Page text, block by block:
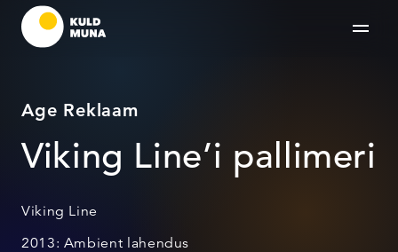
Age Reklaam
Viking Line’i pallimeri
Viking Line
2013: Ambient lahendus